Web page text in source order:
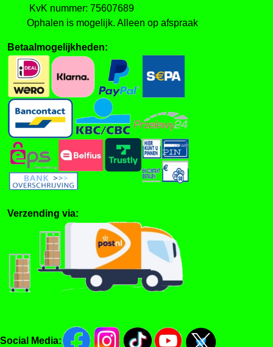
KvK nummer: 75607689
Ophalen is mogelijk. Alleen op afspraak
Betaalmogelijkheden:
Verzending via:
Social Media: